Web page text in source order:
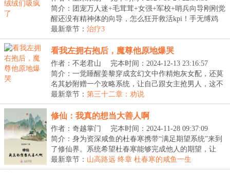
简介：团宠万人迷+毛茸茸+女强+军校+哨兵向导刚刚觉
醒还没有精神体的向导，怎么狂开救活kpi！手无缚鸡
之...
最新章节： 治疗3
看我左拥右抱后，魔尊他原地爆哭
作者：不老君山
完本时间：2024-12-13 23:16:57
简介：一觉睡醒姜黎穿成玄幻文中作精炮灰女配，还莫
名其妙附赠一个攻略系统，让自己跟女主抢男人，这不
是...
最新章节： 第三十二章：劝说
修仙：我真的想当大善人啊
作者：奇越掌门
完本时间：2024-11-28 09:37:09
简介：身为资深咸鱼的杜春寒携带“满足期望系统”来到
了修仙界。系统希望杜春寒能够完成他人的期望，让
他...
最新章节： 山高路远 终章 杜春寒的咸鱼一生